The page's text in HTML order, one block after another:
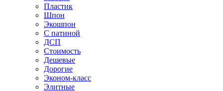
Пластик
Шпон
Экошпон
С патиной
ДСП
Стоимость
Дешевые
Дорогие
Эконом-класс
Элитные